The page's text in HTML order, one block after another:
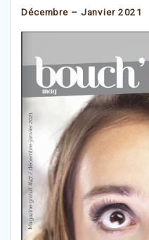
Décembre – Janvier 2021